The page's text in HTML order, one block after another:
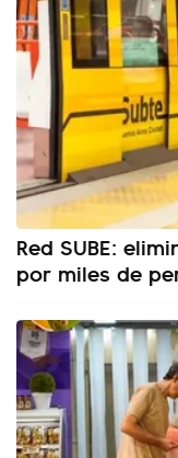
Red SUBE:
por miles de